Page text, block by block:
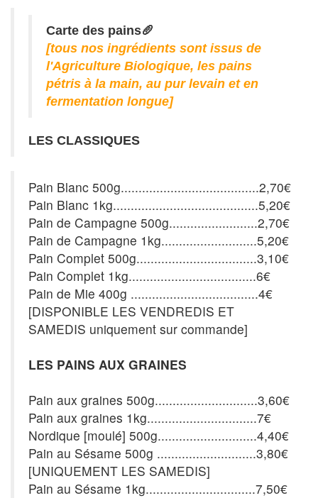
Carte des pains🥖
[tous nos ingrédients sont issus de
l'Agriculture Biologique, les pains
pétris à la main, au pur levain et en
fermentation longue]
LES CLASSIQUES
Pain Blanc 500g.......................................2,70€
Pain Blanc 1kg.........................................5,20€
Pain de Campagne 500g.........................2,70€
Pain de Campagne 1kg...........................5,20€
Pain Complet 500g..................................3,10€
Pain Complet 1kg....................................6€
Pain de Mie 400g ....................................4€
[DISPONIBLE LES VENDREDIS ET
SAMEDIS uniquement sur commande]
LES PAINS AUX GRAINES
Pain aux graines 500g.............................3,60€
Pain aux graines 1kg...............................7€
Nordique [moulé] 500g............................4,40€
Pain au Sésame 500g ............................3,80€
[UNIQUEMENT LES SAMEDIS]
Pain au Sésame 1kg...............................7,50€